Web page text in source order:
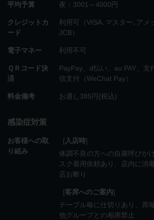
平均予算 夜：3001～4000円
クレジットカ
ード
利用可（VISA､マスター､アメ
JCB）
電子マネー 利用不可
ＱＲコード決
済
PayPay、d払い、au PAY、支
信支付（WeChat Pay）
料金備考 お通し385円(税込)
感染症対策
お客様への取
り組み
[入店時]
体調不良の方への自粛呼びか
スク着用依頼あり
店内に消
店お断り
[客席へのご案内]
テーブル毎に仕切りあり
席
他グループとの相席禁止